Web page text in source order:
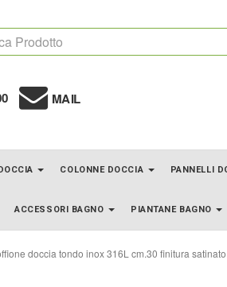
MAIL
COLONNE DOCCIA PANNELLI
ACCESSORI BAGNO PIANTANE BAGNO
doccia tondo inox 316L cm.30 finitura satinato